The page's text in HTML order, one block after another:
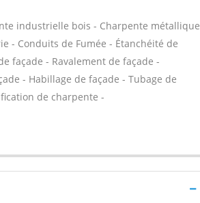
industrielle bois - Charpente métallique
- Conduits de Fumée - Étanchéité de
façade - Ravalement de façade -
- Habillage de façade - Tubage de
de charpente -